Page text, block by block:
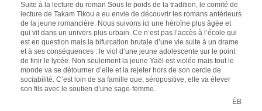
Suite à la lecture du roman Sous le poids de la tradition, le comité de
lecture de Takam Tikou a eu envie de découvrir les romans antérieurs
de la jeune romancière. Nous suivons ici une héroïne plus âgée et
qui vit dans un univers plus urbain. Ce n’est pas l’accès à l’école qui
est en question mais la bifurcation brutale d’une vie suite à un drame
et à ses conséquences : le viol d’une jeune adolescente sur le point
de finir le lycée. Non seulement la jeune Yaël est violée mais tout le
monde va se détourner d’elle et la rejeter hors de son cercle de
sociabilité. C’est loin de sa famille que, séropositive, elle va élever
son fils avec le soutien d’une sage-femme.
ÉB